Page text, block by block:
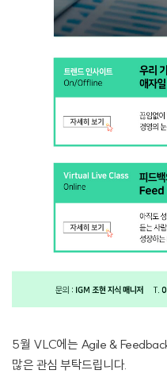
5월 VLC에는 Agile &
많은 관심 부탁드립니다.